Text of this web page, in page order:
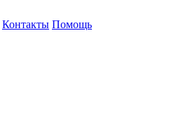
Контакты Помощь